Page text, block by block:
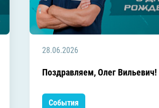
28.06.2026
Поздравляем, Олег Вильевич!
События